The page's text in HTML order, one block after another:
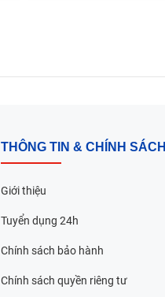
THÔNG TIN & CHÍNH SÁCH
Giới thiệu
Tuyển dụng 24h
Chính sách bảo hành
Chính sách quyền riêng tư